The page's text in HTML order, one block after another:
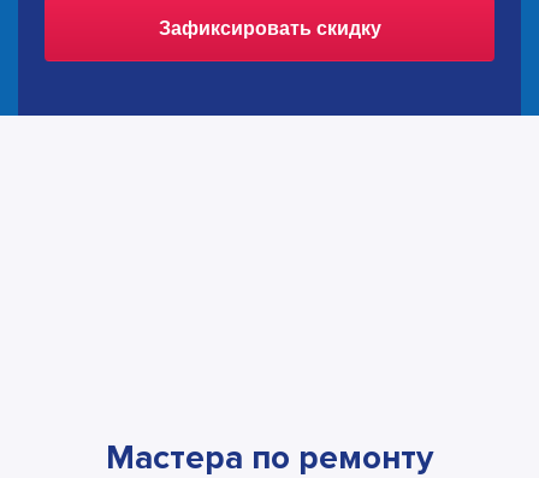
Зафиксировать скидку
Мастера по ремонту